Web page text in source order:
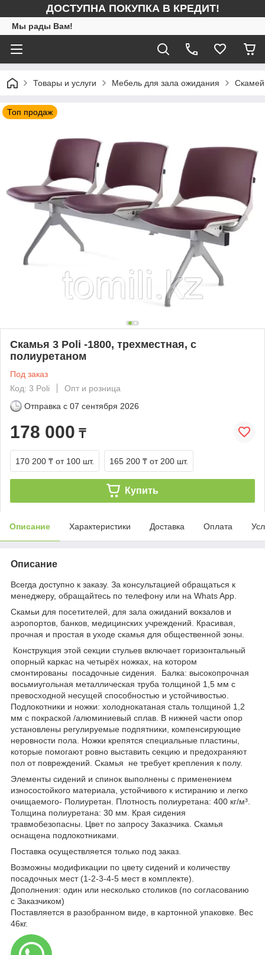
ДОСТУПНА ПОКУПКА В КРЕДИТ!
Мы рады Вам!
Товары и услуги Мебель для зала ожидания
Топ продаж
Скамья 3 Poli -1800, трехместная, с
полиуретаном
Под заказ
Код: 3 Poli
Опт и розница
Отправка с 07 сентября 2026
178 000 ₸
170 200 ₸ от 100 шт. 165 200 ₸ от 200 шт.
Купить
Описание Характеристики Доставка Оплата
Описание
Всегда доступно к заказу. За консультацией обращаться к
менеджеру, обращайтесь по телефону или на Whats App.
Скамьи для посетителей, для зала ожиданий вокзалов и
аэропортов, банков, медицинских учреждений. Красивая,
прочная и простая в уходе скамья для общественной зоны.
Конструкция этой секции стульев включает горизонтальный
опорный каркас на четырёх ножках, на котором
смонтированы посадочные сидения. Балка: высокопрочная
восьмиугольная металлическая труба толщиной 1,5 мм с
превосходной несущей способностью и устойчивостью.
Подлокотники и ножки: холоднокатаная сталь толщиной 1,2
мм с покраской /алюминиевый сплав. В нижней части опор
установлены регулируемые подпятники, компенсирующие
неровности пола. Ножки крепятся специальные пластины,
которые помогают ровно выставить секцию и предохраняют
пол от повреждений. Скамья не требует крепления к полу.
Элементы сидений и спинок выполнены с применением
износостойкого материала, устойчивого к истиранию и легко
очищаемого- Полиуретан. Плотность полиуретана: 400 кг/м³.
Толщина полиуретана: 30 мм. Края сидения
травмобезопасны. Цвет по запросу Заказчика. Скамья
оснащена подлокотниками.
Поставка осуществляется только под заказ.
Возможны модификации по цвету сидений и количеству
посадочных мест (1-2-3-4-5 мест в комплекте).
Дополнения: один или несколько столиков (по согласованию
с Заказчиком)
Поставляется в разобранном виде, в картонной упаковке. Вес
46кг.